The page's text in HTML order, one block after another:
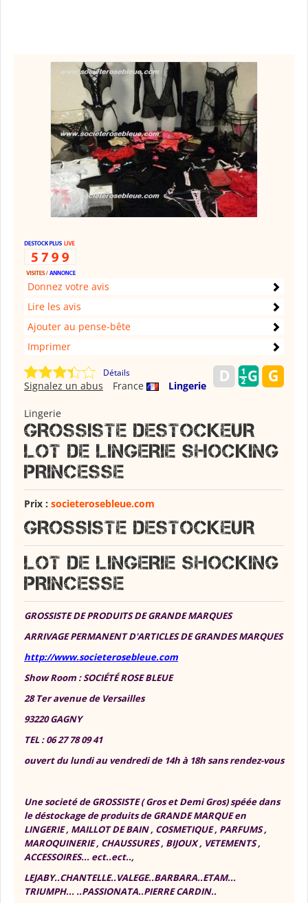
Donnez votre avis
Lire les avis
Ajouter au pense-bête
Imprimer
Détails
France Lingerie
Signalez un abus
Lingerie
GROSSISTE DESTOCKEUR
LOT DE LINGERIE SHOCKING
PRINCESSE
Prix : societerosebleue.com
GROSSISTE DESTOCKEUR
LOT DE LINGERIE SHOCKING
PRINCESSE
GROSSISTE DE PRODUITS DE GRANDE MARQUES
ARRIVAGE PERMANENT D'ARTICLES DE GRANDES MARQUES
http://www.societerosebleue.com
Show Room : SOCIÉTÉ ROSE BLEUE
28 Ter avenue de Versailles
93220 GAGNY
TEL : 06 27 78 09 41
ouvert du lundi au vendredi de 14h à 18h sans rendez-vous
Une societé de GROSSISTE ( Gros et Demi Gros) spéée dans
le déstockage de produits de GRANDE MARQUE en
LINGERIE , MAILLOT DE BAIN , COSMETIQUE , PARFUMS ,
MAROQUINERIE , CHAUSSURES , BIJOUX , VETEMENTS ,
ACCESSOIRES... ect..ect..,
LEJABY..CHANTELLE..VALEGE..BARBARA..ETAM...
TRIUMPH... ..PASSIONATA..PIERRE CARDIN..